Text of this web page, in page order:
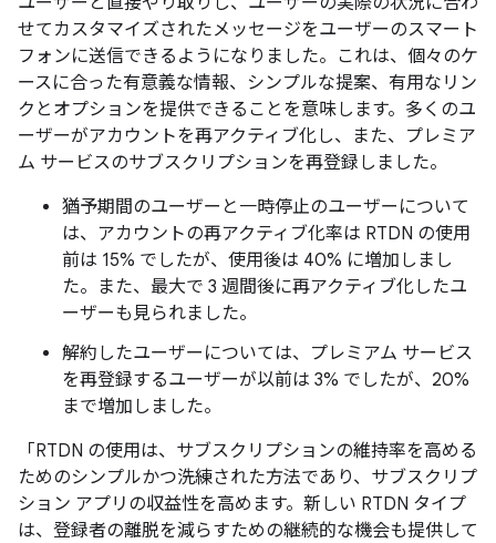
せてカスタマイズされたメッセージをユーザーのスマート
フォンに送信できるようになりました。これは、個々のケ
ースに合った有意義な情報、シンプルな提案、有用なリン
クとオプションを提供できることを意味します。多くのユ
ーザーがアカウントを再アクティブ化し、また、プレミア
ム サービスのサブスクリプションを再登録しました。
猶予期間のユーザーと一時停止のユーザーについて
は、アカウントの再アクティブ化率は RTDN の使用
前は 15% でしたが、使用後は 40% に増加しまし
た。また、最大で 3 週間後に再アクティブ化したユ
ーザーも見られました。
解約したユーザーについては、プレミアム サービス
を再登録するユーザーが以前は 3% でしたが、20%
まで増加しました。
「RTDN の使用は、サブスクリプションの維持率を高める
ためのシンプルかつ洗練された方法であり、サブスクリプ
ション アプリの収益性を高めます。新しい RTDN タイプ
は、登録者の離脱を減らすための継続的な機会も提供して